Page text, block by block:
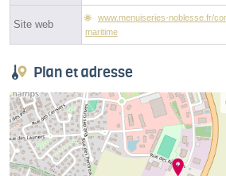
Site web
www.menuiseries-noblesse.fr/
maritime
Plan et adresse